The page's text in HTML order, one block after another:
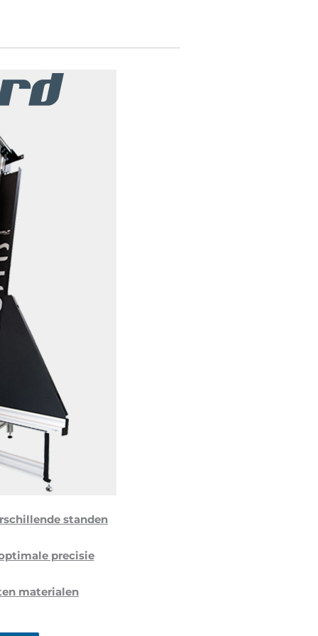
standen
precisie
materialen